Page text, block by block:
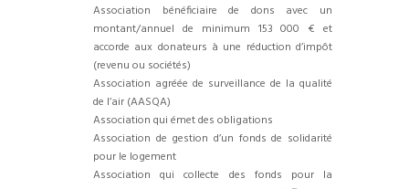
Association bénéficiaire de dons avec un
montant/annuel de minimum 153 000 € et
accorde aux donateurs à une réduction d’impôt
(revenu ou sociétés)
Association agréée de surveillance de la qualité
de l’air (AASQA)
Association qui émet des obligations
Association de gestion d’un fonds de solidarité
pour le logement
Association qui collecte des fonds pour la